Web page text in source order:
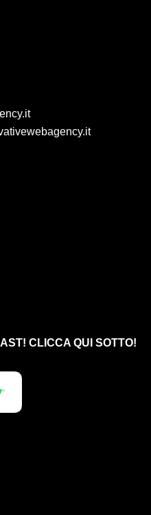
CLICCA QUI SOTTO!